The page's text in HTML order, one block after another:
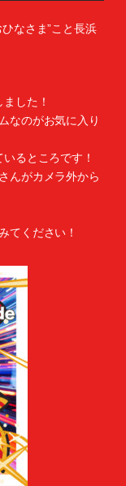
なさま”こと長浜
した！
なのがお気に入り
るところです！
んがカメラ外から
てください！